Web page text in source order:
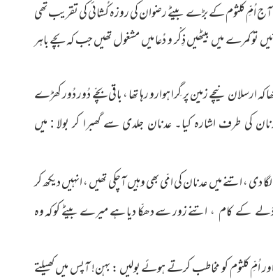
آج اُمِّ کلثوم کے بڑے بیٹے رضوان کی روزہ کُشائی کی تقریب تھی
کمرے میں بیٹھیں ذِکْر و دُعا میں مشغول تھیں جب کہ بچے باہر
ارسلان نیچے زمین پر گِرا ہوارو رہا تھا ، باقی بچّے دُور دُور کھڑے
کی طرف اشارہ کیا۔ عدنان جلدی سے گھبرا کر بولا : میں
لگا دی ، اتنے میں عدنان کی امّی بھی وہیں آچکی تھیں ، انہیں دیکھ کر
کے کام ، اتنے زور سے دھکّا دیا ہے میرے بیٹے کو کہ وہ
اور اُمِّ کلثوم کو مخاطب کرتے ہوئے بولیں : بہن! آپس میں کھیلتے